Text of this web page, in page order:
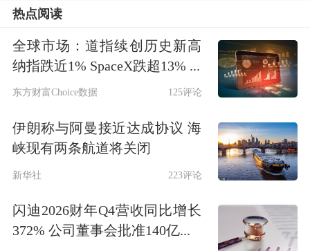
本面在2025年整体保持相对健康，尽管
下半年价格持续下跌，但库存去化效果
较好，厂库及社会库库存率最终均落至
较低水平，尤其是厂库库存持续处于低
位。这也佐证了为何2025年在炼厂利润
相对丰厚的情况下，冬储价格仍超预期
偏高。在此背景下，若2026年上半年需
求未被证伪，市场大概率仍会像2025年
一样，围绕低库存和供给偏紧逻辑进行
热点阅读
全球市场：道指续创历史新高
纳指跌近1% SpaceX跌超13% ...
东方财富Choice数据 125评论
伊朗称与阿曼接近达成协议 海
峡现有两条航道将关闭
新华社 223评论
闪迪2026财年Q4营收同比增长
372% 公司董事会批准140亿...